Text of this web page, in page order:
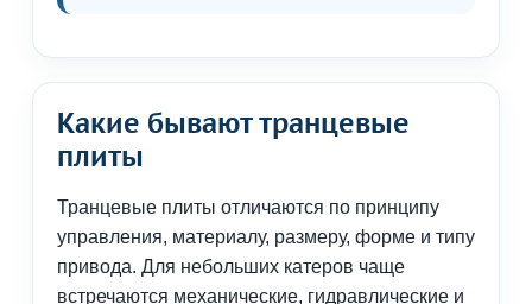
Какие бывают транцевые
плиты
Транцевые плиты отличаются по принципу
управления, материалу, размеру, форме и типу
привода. Для небольших катеров чаще
встречаются механические, гидравлические и